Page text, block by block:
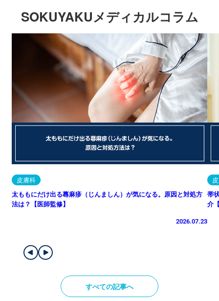
SOKUYAKUメディカルコラム
皮膚科
太ももにだけ出る蕁麻疹（じんましん）が気になる。原因と対処方
法は？【医師監修】
2026.07.23
帯
介
すべての記事へ